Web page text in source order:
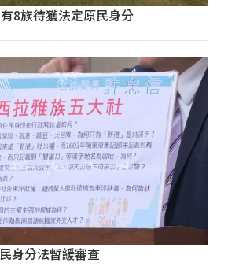
8族待獲法定原民身分
身分法暫緩審查